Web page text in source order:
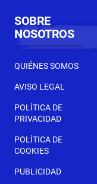
SOBRE
NOSOTROS
QUIÉNES SOMOS
AVISO LEGAL
POLÍTICA DE
PRIVACIDAD
POLÍTICA DE
COOKIES
PUBLICIDAD